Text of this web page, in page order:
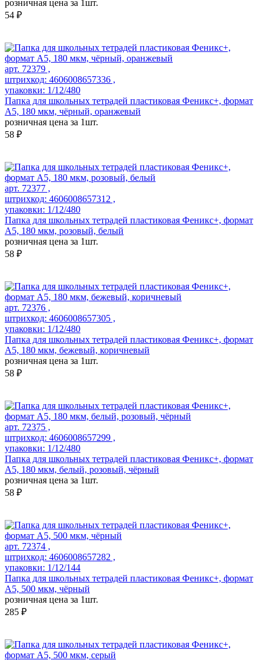
розничная цена за 1шт.
54 ₽
арт. 72379 ,
штрихкод: 4606008657336 ,
упаковки: 1/12/480
Папка для школьных тетрадей пластиковая Феникс+, формат
А5, 180 мкм, чёрный, оранжевый
розничная цена за 1шт.
58 ₽
арт. 72377 ,
штрихкод: 4606008657312 ,
упаковки: 1/12/480
Папка для школьных тетрадей пластиковая Феникс+, формат
А5, 180 мкм, розовый, белый
розничная цена за 1шт.
58 ₽
арт. 72376 ,
штрихкод: 4606008657305 ,
упаковки: 1/12/480
Папка для школьных тетрадей пластиковая Феникс+, формат
А5, 180 мкм, бежевый, коричневый
розничная цена за 1шт.
58 ₽
арт. 72375 ,
штрихкод: 4606008657299 ,
упаковки: 1/12/480
Папка для школьных тетрадей пластиковая Феникс+, формат
А5, 180 мкм, белый, розовый, чёрный
розничная цена за 1шт.
58 ₽
арт. 72374 ,
штрихкод: 4606008657282 ,
упаковки: 1/12/144
Папка для школьных тетрадей пластиковая Феникс+, формат
А5, 500 мкм, чёрный
розничная цена за 1шт.
285 ₽